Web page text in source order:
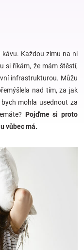
Každou zimu na ni
si říkám, že mám štěstí,
infrastrukturou. Můžu
nad tím, za jak
mohla usednout za
Pojďme si proto
vůbec má.